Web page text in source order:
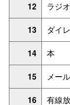
12 ラジオ
13 ダイ
14 本
15 メー
16 有線